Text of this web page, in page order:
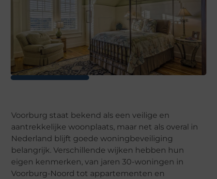
Voorburg staat bekend als een veilige en
aantrekkelijke woonplaats, maar net als overal in
Nederland blijft goede woningbeveiliging
belangrijk. Verschillende wijken hebben hun
eigen kenmerken, van jaren 30-woningen in
Voorburg-Noord tot appartementen en